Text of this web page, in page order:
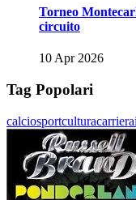
Torneo
circuito
10 Apr 2026
Tag Popolari
calciosportculturacarriera